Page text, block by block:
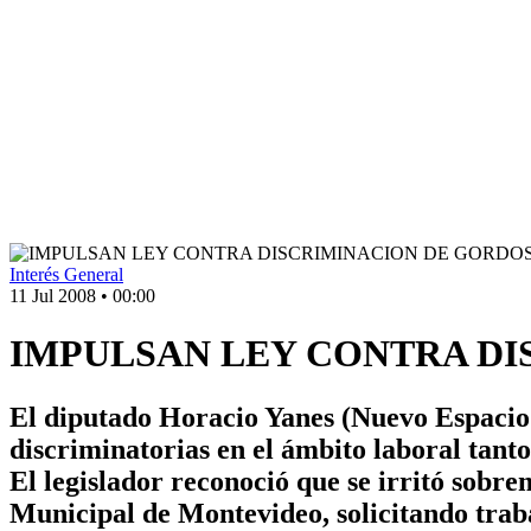
Interés General
11 Jul 2008 • 00:00
IMPULSAN LEY CONTRA
El diputado Horacio Yanes (Nuevo
discriminatorias en el ámbito laboral
El legislador reconoció que se irritó
Municipal de Montevideo, solicitando